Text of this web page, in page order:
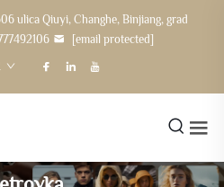
ulica Qiuyi, Changhe, Binjiang, grad
[email protected]